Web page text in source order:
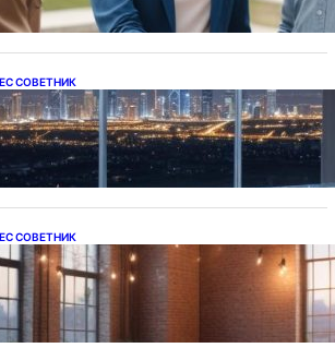
СОВЕТНИК
светодиодных светильников и
освещения в Казахстане
СОВЕТНИК
светодиодные светильники на